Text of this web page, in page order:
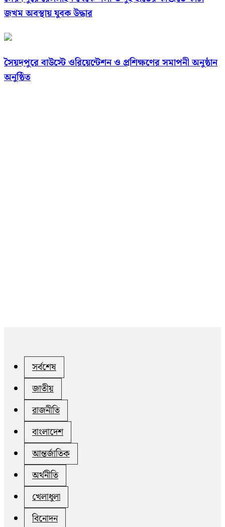
জখম অবস্থায় যুবক উদ্ধার
সৈয়দপুরে বাউস্টে ওরিয়েন্টেশন ও প্রশিক্ষণের সমাপনী অনুষ্ঠান
অনুষ্ঠিত
সর্বশেষ
জাতীয়
রাজনীতি
বাংলাদেশ
আন্তর্জাতিক
অর্থনীতি
খেলাধুলা
বিনোদন